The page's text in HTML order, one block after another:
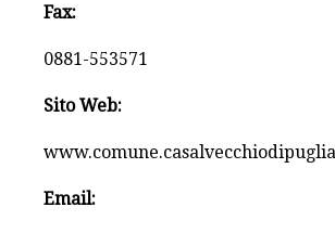
Fax:
0881-553571
Sito Web:
Email: